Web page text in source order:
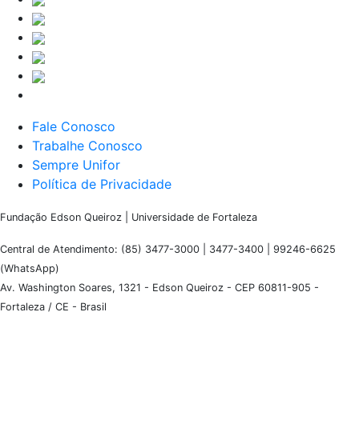
Fale Conosco
Trabalhe Conosco
Sempre Unifor
Política de Privacidade
Fundação Edson Queiroz | Universidade de Fortaleza
Central de Atendimento: (85) 3477-3000 | 3477-3400 | 99246-6625
(WhatsApp)
Av. Washington Soares, 1321 - Edson Queiroz - CEP 60811-905 -
Fortaleza / CE - Brasil